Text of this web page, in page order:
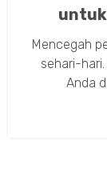
untuk
Mencegah
sehari-
Anda